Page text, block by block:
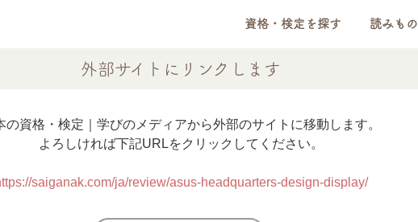
資格・検定を探す 読みもの
外部サイトにリンクします
の資格・検定｜学びのメディアから外部のサイトに移動します。
よろしければ下記URLをクリックしてください。
saiganak.com/ja/review/asus-headquarters-design-display/